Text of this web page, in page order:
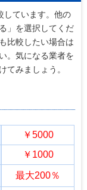
しています。他の
」を選択してくだ
比較したい場合は
。気になる業者を
てみましょう。
￥5000
￥1000
最大200％